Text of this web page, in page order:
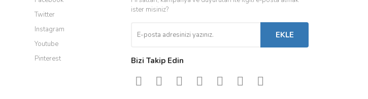
Twitter
Instagram
Youtube
Pinterest
ister misiniz?
EKLE
Bizi Takip Edin